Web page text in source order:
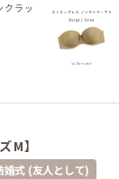
クラッ
M】
婚式 (友人として)